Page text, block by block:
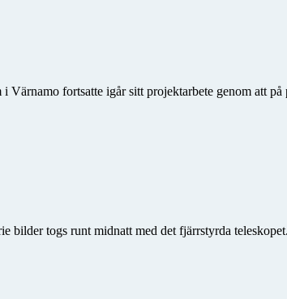
fortsatte igår sitt projektarbete genom att
bilder togs runt midnatt med det fjärrstyrda